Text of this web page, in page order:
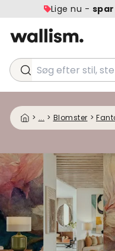
Lige nu - spar
Søg efter stil,
> ... > Blomster >